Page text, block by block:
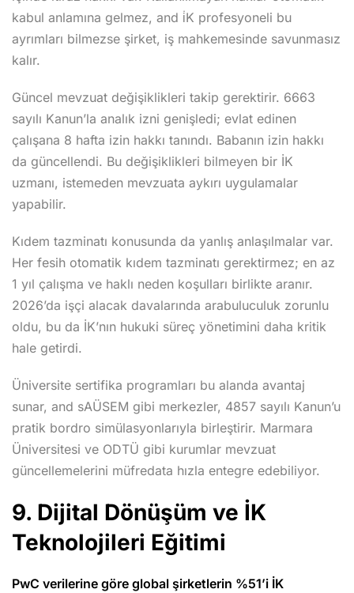
kabul anlamına gelmez, and i̇K profesyoneli bu
ayrımları bilmezse şirket, iş mahkemesinde savunmasız
kalır.
Güncel mevzuat değişiklikleri takip gerektirir. 6663
sayılı Kanun’la analık izni genişledi; evlat edinen
çalışana 8 hafta izin hakkı tanındı. Babanın izin hakkı
da güncellendi. Bu değişiklikleri bilmeyen bir İK
uzmanı, istemeden mevzuata aykırı uygulamalar
yapabilir.
Kıdem tazminatı konusunda da yanlış anlaşılmalar var.
Her fesih otomatik kıdem tazminatı gerektirmez; en az
1 yıl çalışma ve haklı neden koşulları birlikte aranır.
2026’da işçi alacak davalarında arabuluculuk zorunlu
oldu, bu da İK’nın hukuki süreç yönetimini daha kritik
hale getirdi.
Üniversite sertifika programları bu alanda avantaj
sunar, and sAÜSEM gibi merkezler, 4857 sayılı Kanun’u
pratik bordro simülasyonlarıyla birleştirir. Marmara
Üniversitesi ve ODTÜ gibi kurumlar mevzuat
güncellemelerini müfredata hızla entegre edebiliyor.
9. Dijital Dönüşüm ve İK
Teknolojileri Eğitimi
PwC verilerine göre global şirketlerin %51’i İK